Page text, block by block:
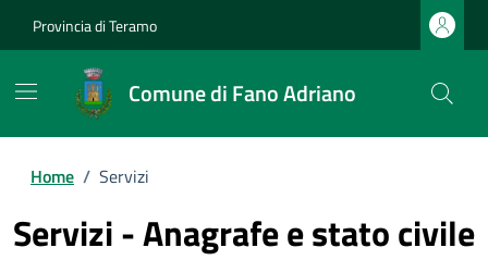
Provincia di Teramo
Comune di Fano Adriano
Home / Servizi
Servizi - Anagrafe e stato civile